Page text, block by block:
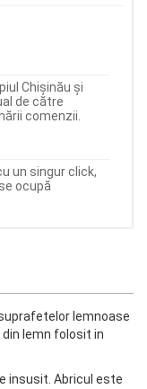
Chișinău și
de către
comenzii.
un singur click,
ocupă
lemnoase
lemn folosit in
insusit. Abricul este